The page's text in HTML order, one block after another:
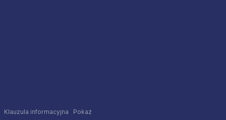
Klauzula informacyjna Pokaż